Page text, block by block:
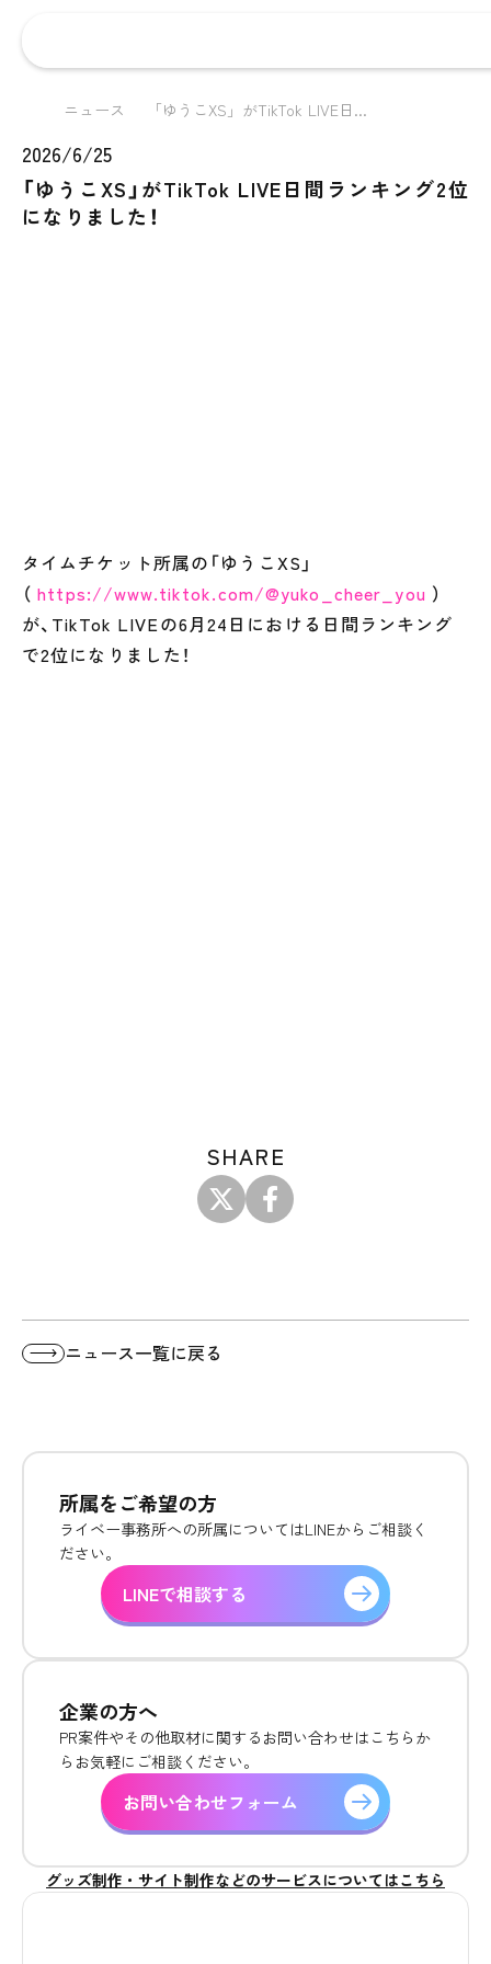
ニュース 「ゆうこXS」がTikTok LIVE日...
2026/6/25
「ゆうこXS」がTikTok LIVE日間ランキング2位
になりました！
タイムチケット所属の「ゆうこXS」
（https://www.tiktok.com/@yuko_cheer_you ）
が、TikTok LIVEの6月24日における日間ランキング
で2位になりました！
SHARE
ニュース一覧に戻る
所属をご希望の方
ライベー事務所への所属についてはLINEからご相談く
ださい。
LINEで相談する
企業の方へ
PR案件やその他取材に関するお問い合わせはこちらか
らお気軽にご相談ください。
お問い合わせフォーム
グッズ制作・サイト制作などのサービスについてはこちら